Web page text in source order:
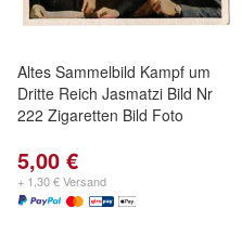
Altes Sammelbild Kampf um
Dritte Reich Jasmatzi Bild Nr
222 Zigaretten Bild Foto
5,00 €
+ 1,30 € Versand